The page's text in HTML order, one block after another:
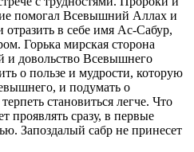
помогал Всевышний Аллах и
отразить в себе имя Ас-Сабур,
Горька мирская сторона
и довольство Всевышнего
о пользе и мудрости, которую
и подумать о
становиться легче. Что
проявлять сразу, в первые
Запоздалый сабр не принесет